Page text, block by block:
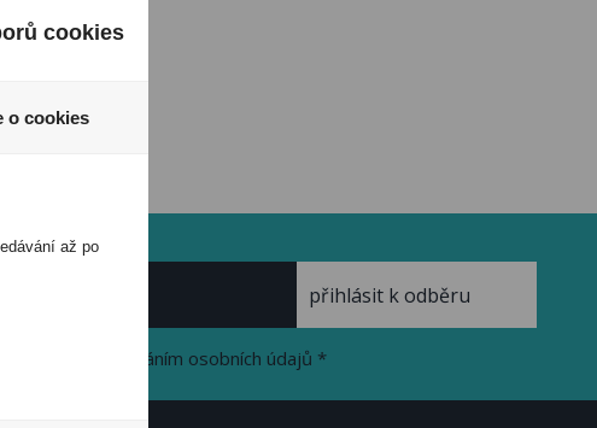
se zpracováním osobních údajů *
cookies
o cookies
až po